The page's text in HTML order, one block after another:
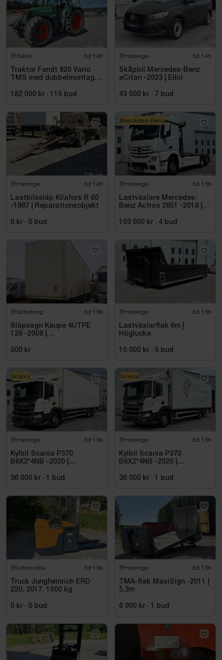
Gävle 5d 14h
Traktor Fendt 820 Vario
TMS med dubbelmontage
182 000 kr · 115 bud
Haninge 5d 14h
Skåpbil Mercedes-Benz
eCitan -2023 | Elbil
43 500 kr · 7 bud
Haninge 5d 14h
Lastbilssläp Kilafors R 60
-1987 | Reparationsobjekt
0 kr · 0 bud
Haninge 5d 15h
Lastväxlare Mercedes-
Benz Actros 2851 -2018 |
103 000 kr · 4 bud
Mercedes-Benz
Göteborg 5d 15h
Släpvagn Kaupe 4UTPE
128 -2008 |
500 kr
Haninge 5d 15h
Lastväxlarflak 6m |
Höglucka
10 000 kr · 5 bud
Haninge 5d 15h
Kylbil Scania P370
B6X2*4NB -2020 |
36 000 kr · 1 bud
Scania
Haninge 5d 15h
Kylbil Scania P370
B6X2*4NB -2020 |
36 000 kr · 1 bud
Scania
Uddevalla 5d 15h
Truck Jungheinrich ERD
220, 2017, 1600 kg
0 kr · 0 bud
Haninge 5d 15h
TMA-flak MaxiSign -2011 |
5,3m
6 000 kr · 1 bud